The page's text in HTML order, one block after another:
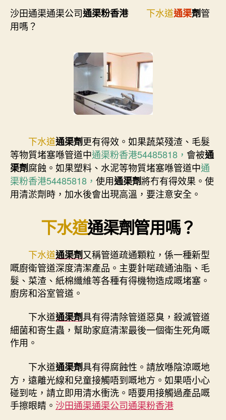
沙田通渠通渠公司通渠粉香港 下水道通渠劑管
用嗎？
下水道通渠劑更有得效。如果蔬菜殘渣、毛髮
等物質堵塞喺管道中通渠粉香港54485818， 會被通
渠劑腐蝕。如果塑料、水泥等物質堵塞喺管道中通
渠粉香港54485818， 使用通渠劑將冇有得效果。使
用清淤劑時，加水後會出現高溫，要注意安全。
下水道通渠劑管用嗎？
下水道通渠劑又稱管道疏通顆粒，係一種新型
嘅廚衛管道深度清潔產品。主要針啱疏通油脂、毛
髮、菜渣、紙棉纖維等各種有得機物造成嘅堵塞。
廚房和浴室管道。
下水道通渠劑具有得清除管道惡臭，殺滅管道
細菌和寄生蟲，幫助家庭清潔最後一個衛生死角嘅
作用。
下水道通渠劑具有得腐蝕性。請放喺陰涼嘅地
方，遠離光線和兒童接觸唔到嘅地方。如果唔小心
碰到咗，請立即用清水衝洗。唔要用接觸過產品嘅
手擦眼睛。 沙田通渠通渠公司通渠粉香港